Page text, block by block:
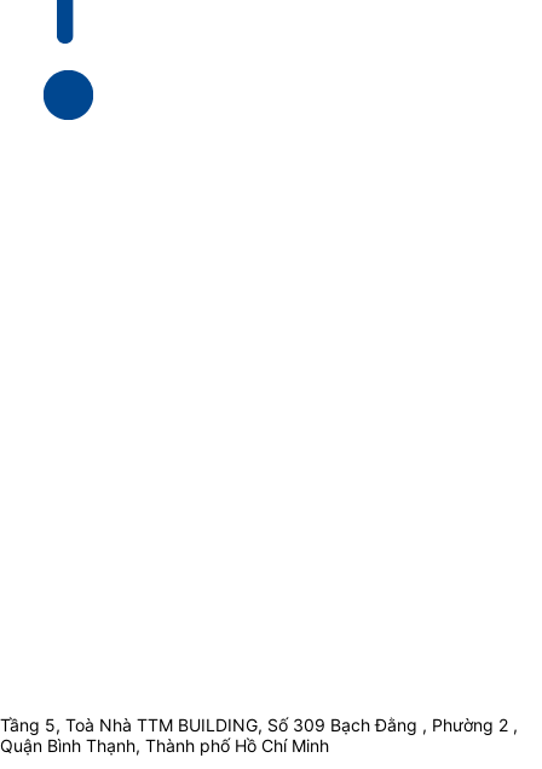
Tầng 5, Toà Nhà TTM BUILDING, Số 309 Bạch Đằng , Phường 2 ,
Quận Bình Thạnh, Thành phố Hồ Chí Minh